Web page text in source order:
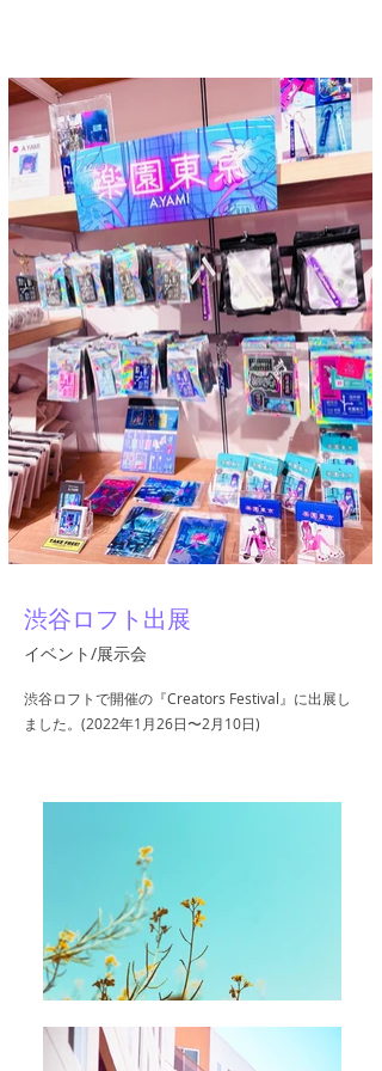
渋谷ロフト出展
イベント/展示会
渋谷ロフトで開催の『Creators Festival』に出展し
ました。(2022年1月26日〜2月10日)